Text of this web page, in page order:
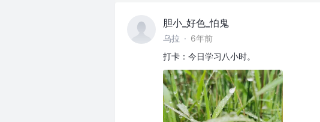
胆小_好色_怕鬼
乌拉 · 6年前
打卡：今日学习八小时。